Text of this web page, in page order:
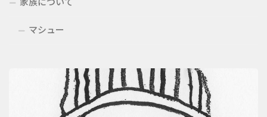
マシュー